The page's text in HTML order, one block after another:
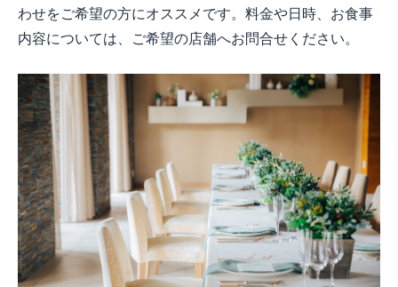
わせをご希望の方にオススメです。料金や日時、お食事
内容については、ご希望の店舗へお問合せください。